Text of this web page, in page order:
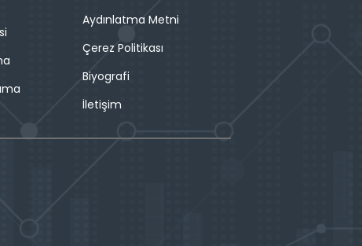
Aydınlatma Metni
Çerez Politikası
Biyografi
İletişim